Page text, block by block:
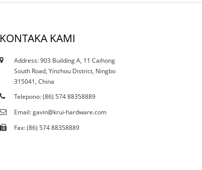
KONTAKA KAMI
Address: 903 Building A, 11 Caihong
South Road, Yinzhou District, Ningbo
315041, China
Telepono: (86) 574 88358889
Email: gavin@krui-hardware.com
Fax: (86) 574 88358889
12/10/21
Ang kasamtangan ba nga pagpugong makaapekto